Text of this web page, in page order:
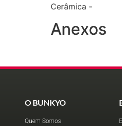
Cerâmica -
Anexos
O BUNKYO
Quem Somos